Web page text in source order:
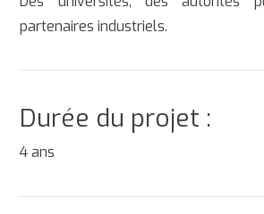
partenaires industriels.
Durée du projet :
4 ans